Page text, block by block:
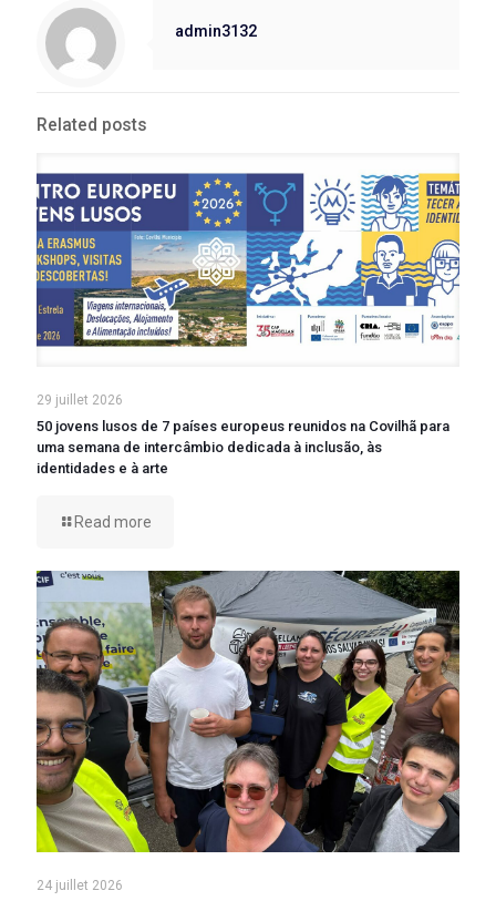
admin3132
Related posts
29 juillet 2026
50 jovens lusos de 7 países europeus reunidos na Covilhã para
uma semana de intercâmbio dedicada à inclusão, às
identidades e à arte
Read more
24 juillet 2026